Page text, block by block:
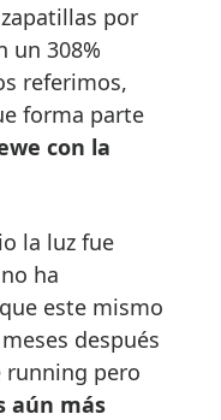
por
un 308%
referimos,
forma parte
con la
la luz fue
ha
este mismo
después
running pero
aún más